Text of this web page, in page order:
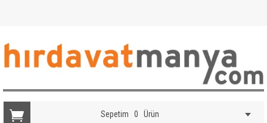
Sepetim 0 Ürün